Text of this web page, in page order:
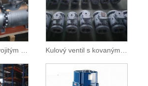
Kulový ventil s dvojitým blokem a odvzdušňovacím čepem Kulový ventil s kovaným čepem